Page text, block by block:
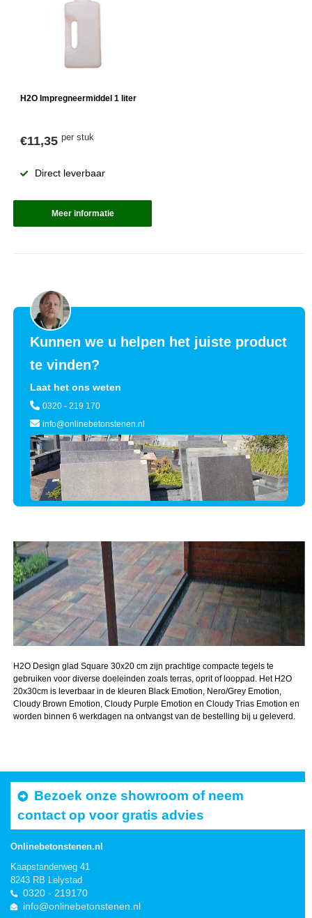
H2O Impregneermiddel 1 liter
€11,35 per stuk
Direct leverbaar
Meer informatie
Kunnen we u helpen het juiste product
te vinden?
Laat het ons weten
0320 - 219 170
info@onlinebetonstenen.nl
H2O Design glad Square 30x20 cm zijn prachtige compacte tegels te
gebruiken voor diverse doeleinden zoals terras, oprit of looppad. Het H2O
20x30cm is leverbaar in de kleuren Black Emotion, Nero/Grey Emotion,
Cloudy Brown Emotion, Cloudy Purple Emotion en Cloudy Trias Emotion en
worden binnen 6 werkdagen na ontvangst van de bestelling bij u geleverd.
Bezoek onze showroom of neem
contact op voor gratis advies
Onlinebetonstenen.nl
Kaapstanderweg 41
8243 RB Lelystad
0320 - 219170
info@onlinebetonstenen.nl